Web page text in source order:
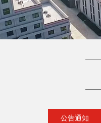
公告通知